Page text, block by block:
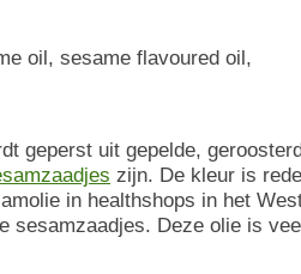
oil, sesame flavoured oil,
geperst uit gepelde,
zijn. De kleur is
in healthshops in het
sesamzaadjes. Deze olie is